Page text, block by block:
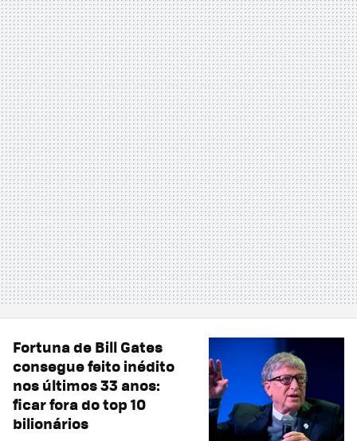
Fortuna de Bill Gates
consegue feito inédito
nos últimos 33 anos:
ficar fora do top 10
bilionários